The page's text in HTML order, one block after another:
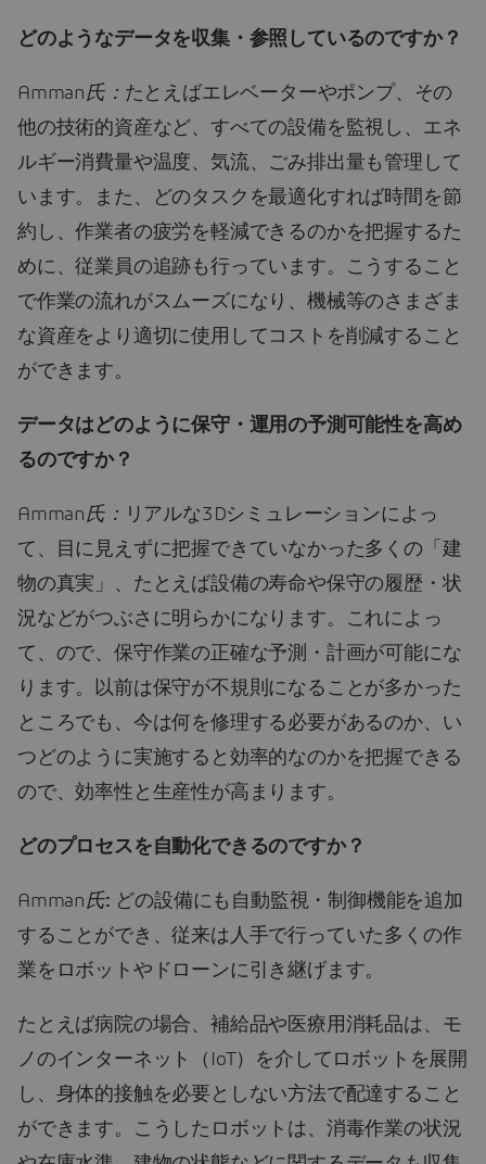
どのようなデータを収集・参照しているのですか？
Amman氏： たとえばエレベーターやポンプ、その
他の技術的資産など、すべての設備を監視し、エネ
ルギー消費量や温度、気流、ごみ排出量も管理して
います。また、どのタスクを最適化すれば時間を節
約し、作業者の疲労を軽減できるのかを把握するた
めに、従業員の追跡も行っています。こうすること
で作業の流れがスムーズになり、機械等のさまざま
な資産をより適切に使用してコストを削減すること
ができます。
データはどのように保守・運用の予測可能性を高め
るのですか？
Amman氏： リアルな3Dシミュレーションによっ
て、目に見えずに把握できていなかった多くの「建
物の真実」、たとえば設備の寿命や保守の履歴・状
況などがつぶさに明らかになります。これによっ
て、ので、保守作業の正確な予測・計画が可能にな
ります。以前は保守が不規則になることが多かった
ところでも、今は何を修理する必要があるのか、い
つどのように実施すると効率的なのかを把握できる
ので、効率性と生産性が高まります。
どのプロセスを自動化できるのですか？
Amman氏: どの設備にも自動監視・制御機能を追加
することができ、従来は人手で行っていた多くの作
業をロボットやドローンに引き継げます。
たとえば病院の場合、補給品や医療用消耗品は、モ
ノのインターネット（IoT）を介してロボットを展開
し、身体的接触を必要としない方法で配達すること
ができます。こうしたロボットは、消毒作業の状況